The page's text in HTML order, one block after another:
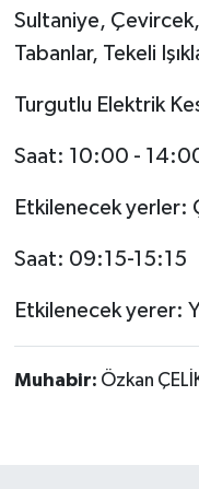
Sultaniye,
Tabanlar, Tekeli
Turgutlu Elektrik
Saat: 10:00 -
Etkilenecek yerler:
Saat: 09:15-15:15
Etkilenecek yerer:
Muhabir: Özkan